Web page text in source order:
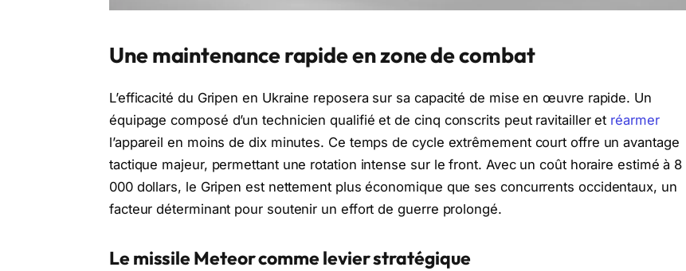
Une maintenance rapide en zone de combat
L’efficacité du Gripen en Ukraine reposera sur sa capacité de mise en œuvre rapide. Un
équipage composé d’un technicien qualifié et de cinq conscrits peut ravitailler et réarmer
l’appareil en moins de dix minutes. Ce temps de cycle extrêmement court offre un avantage
tactique majeur, permettant une rotation intense sur le front. Avec un coût horaire estimé à 8
000 dollars, le Gripen est nettement plus économique que ses concurrents occidentaux, un
facteur déterminant pour soutenir un effort de guerre prolongé.
Le missile Meteor comme levier stratégique